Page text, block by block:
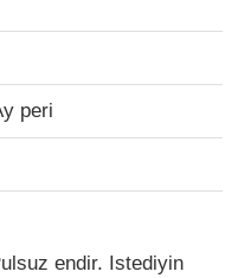
peri
endir. Istediyin